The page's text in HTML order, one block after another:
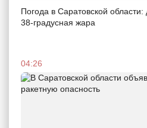
Погода в Саратовской области:
38-градусная жара
04:26